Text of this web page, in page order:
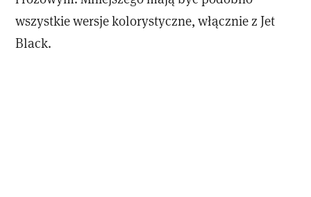
wszystkie wersje kolorystyczne, włącznie z Jet
Black.